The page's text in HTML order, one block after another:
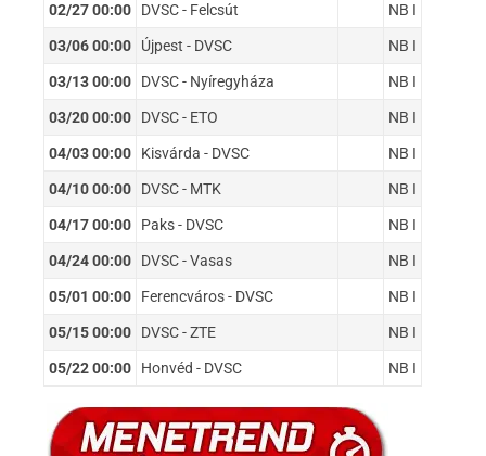
02/27 00:00 DVSC - Felcsút NB I
03/06 00:00 Újpest - DVSC NB I
03/13 00:00 DVSC - Nyíregyháza NB I
03/20 00:00 DVSC - ETO NB I
04/03 00:00 Kisvárda - DVSC NB I
04/10 00:00 DVSC - MTK NB I
04/17 00:00 Paks - DVSC NB I
04/24 00:00 DVSC - Vasas NB I
05/01 00:00 Ferencváros - DVSC NB I
05/15 00:00 DVSC - ZTE NB I
05/22 00:00 Honvéd - DVSC NB I